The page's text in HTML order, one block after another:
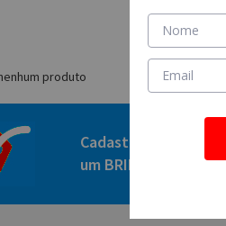
produto
Cadastre-se e GANHE
um BRINDE ESPECIAL